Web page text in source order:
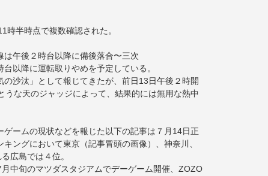
時半時点で複数確認された。
は午後２時台以降に備後落合〜三次
以降に運転取りやめを予定している。
沙汰」として報じてきたが、前日13日午後２時開
な天のジャッジによって、結果的には無用な熱中
ームの現状などを報じた以下の記事は７月14日正
ングにおいて東京（記事冒頭の画像）、神奈川、
広島では４位。
中旬のマツダスタジアムでデーゲーム開催、ZOZO